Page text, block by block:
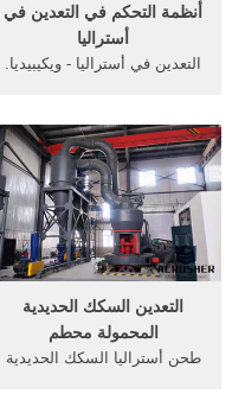
أنظمة التحكم في التعدين في
أستراليا
التعدين في أستراليا - ويكيبيديا.
الاقتصاد الأسترالي ومن الناحية
التاريخية شجع ازدهار التعدين
أيضا الهجرة إلى أستراليا ويتم
استخراج ...
التعدين السكك الحديدية
المحمولة محطم
طحن أستراليا السكك الحديدية